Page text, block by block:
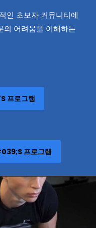
인 초보자 커뮤니티에
의 어려움을 이해하는
프로그램
프로그램